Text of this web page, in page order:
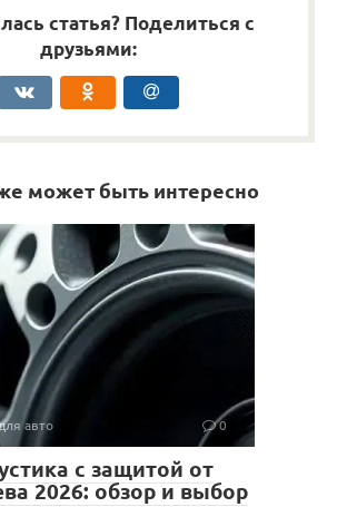
статья? Поделиться с
друзьями:
может быть интересно
авто 0
с защитой от
2026: обзор и выбор